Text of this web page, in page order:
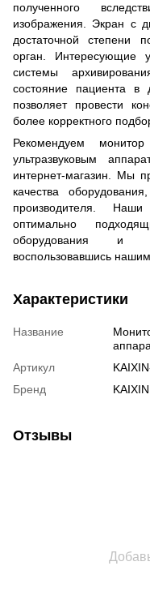
полученного
изображения. Экран с
достаточной степени
орган. Интересующие
системы
состояние пациента в
позволяет провести
более корректного
Рекомендуем
ультразвуковым
интернет-магазин. Мы
качества
производителя.
оптимально
оборудования и
воспользовавшись
Характеристики
Название
Артикул
Бренд
KAIXIN
Отзывы